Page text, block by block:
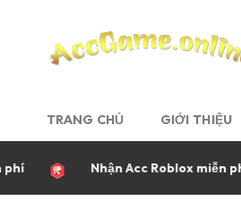
TRANG CHỦ GIỚI THIỆU
Nhận Acc Roblox miễn phí